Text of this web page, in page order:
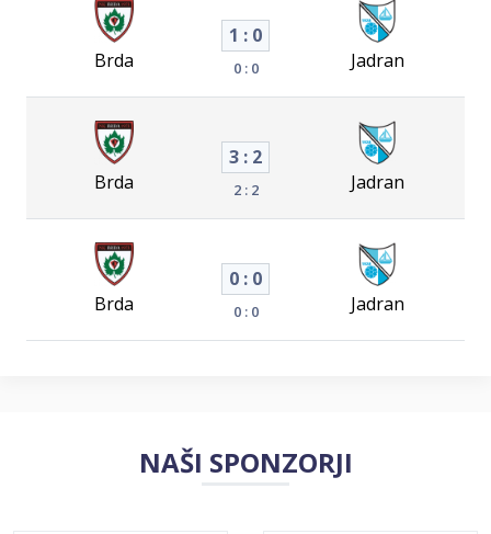
Brda
1 : 0
0 : 0 Jadran
Brda
3 : 2
2 : 2 Jadran
Brda
0 : 0
0 : 0 Jadran
NAŠI SPONZORJI